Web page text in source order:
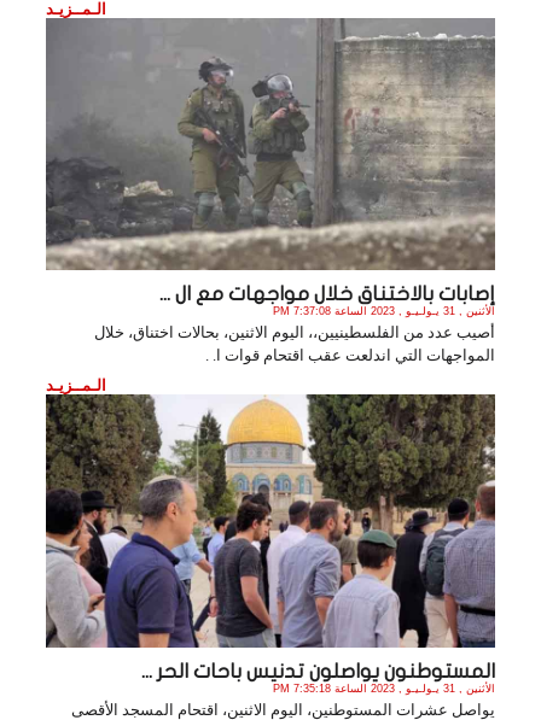
الـمــزيـد
إصابات بالاختناق خلال مواجهات مع ال ...
الأثنين , 31 يـولـيـو , 2023 الساعة 7:37:08 PM
أصيب عدد من الفلسطينيين،، اليوم الاثنين، بحالات اختناق، خلال
المواجهات التي اندلعت عقب اقتحام قوات ا. .
الـمــزيـد
المستوطنون يواصلون تدنيس باحات الحر ...
الأثنين , 31 يـولـيـو , 2023 الساعة 7:35:18 PM
يواصل عشرات المستوطنين، اليوم الاثنين، اقتحام المسجد الأقصى